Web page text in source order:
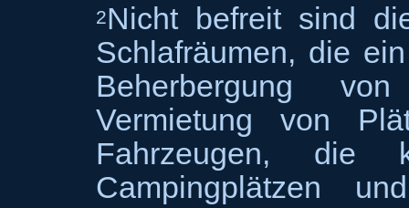
2Nicht befreit sind
Schlafräumen, die
Beherbergung
Vermietung von
Fahrzeugen, die
Campingplätzen